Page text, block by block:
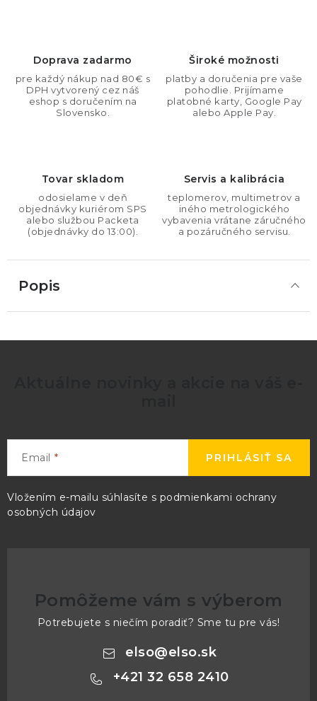
Doprava zadarmo
pre každý nákup nad 80€ s
DPH vytvorený cez náš
eshop s doručením na
Slovensko.
Široké možnosti
platby a doručenia pre vaše
pohodlie. Prijímame
platobné karty, Google Pay
alebo Apple Pay.
Tovar skladom
odosielame v deň
objednávky kuriérom SPS
alebo službou Packeta
(objednávky do 13:00).
Servis a kalibrácia
teplomerov, multimetrov a
iného metrologického
vybavenia vrátane záručného
a pozáručného servisu.
Popis
Email
Vložením e-mailu súhlasíte s podmienkami ochrany
osobných údajov
PRIHLÁSIŤ SA
Pomôžeme vám s výberom
Potrebujete s niečím poradiť? Sme tu pre vás!
elso@elso.sk
+421 32 658 2410